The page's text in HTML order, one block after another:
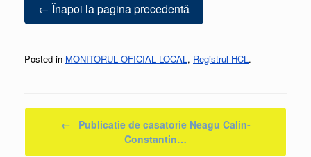
← Înapoi la pagina precedentă
Posted in MONITORUL OFICIAL LOCAL , Registrul HCL .
Post navigation
←
Publicatie de casatorie Neagu Calin-
Constantin…